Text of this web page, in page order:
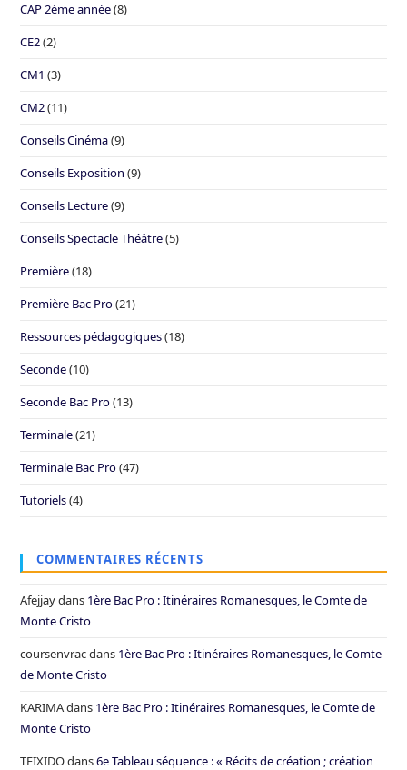
CAP 2ème année(8)
CE2(2)
CM1 (3)
CM2(11)
Conseils Cinéma(9)
Conseils Exposition (9)
Conseils Lecture(9)
Conseils Spectacle Théâtre(5)
Première(18)
Première Bac Pro(21)
Ressources pédagogiques(18)
Seconde(10)
Seconde Bac Pro(13)
Terminale(21)
Terminale Bac Pro(47)
Tutoriels(4)
COMMENTAIRES RÉCENTS
Afejjaydans 1ère Bac Pro : Itinéraires Romanesques, le Comte de
Monte Cristo
coursenvracdans 1ère Bac Pro : Itinéraires Romanesques, le Comte
de Monte Cristo
KARIMAdans 1ère Bac Pro : Itinéraires Romanesques, le Comte de
Monte Cristo
TEIXIDOdans6e Tableau séquence : « Récits de création ; création